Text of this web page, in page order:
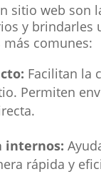
sitio web son
y brindarles
comunes:
Facilitan la
Permiten
internos:
rápida y